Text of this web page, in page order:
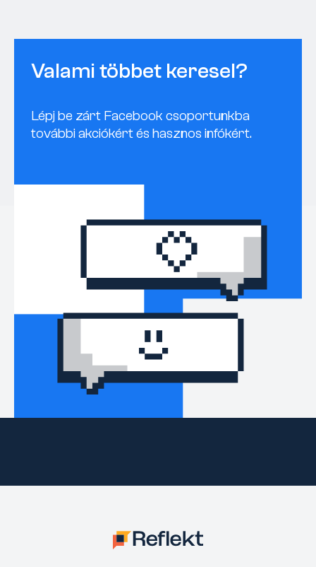
Valami többet keresel?
Lépj be zárt Facebook csoportunkba
további akciókért és hasznos infókért.